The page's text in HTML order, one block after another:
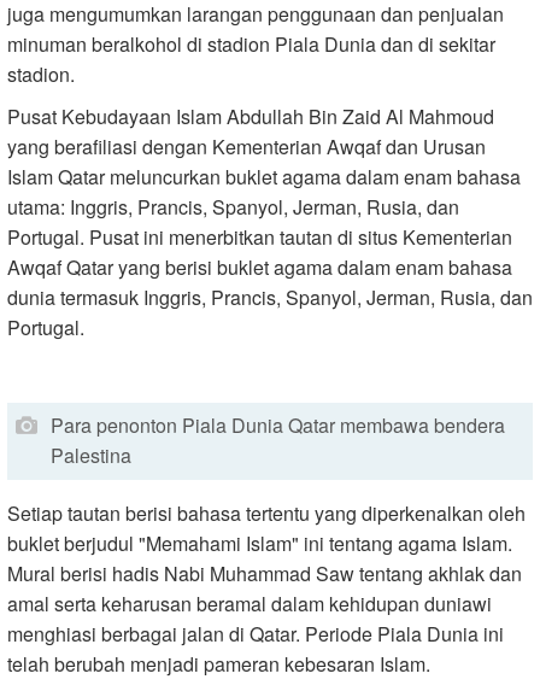
juga mengumumkan larangan penggunaan dan penjualan
minuman beralkohol di stadion Piala Dunia dan di sekitar
stadion.
Pusat Kebudayaan Islam Abdullah Bin Zaid Al Mahmoud
yang berafiliasi dengan Kementerian Awqaf dan Urusan
Islam Qatar meluncurkan buklet agama dalam enam bahasa
utama: Inggris, Prancis, Spanyol, Jerman, Rusia, dan
Portugal. Pusat ini menerbitkan tautan di situs Kementerian
Awqaf Qatar yang berisi buklet agama dalam enam bahasa
dunia termasuk Inggris, Prancis, Spanyol, Jerman, Rusia, dan
Portugal.
Para penonton Piala Dunia Qatar membawa bendera
Palestina
Setiap tautan berisi bahasa tertentu yang diperkenalkan oleh
buklet berjudul "Memahami Islam" ini tentang agama Islam.
Mural berisi hadis Nabi Muhammad Saw tentang akhlak dan
amal serta keharusan beramal dalam kehidupan duniawi
menghiasi berbagai jalan di Qatar. Periode Piala Dunia ini
telah berubah menjadi pameran kebesaran Islam.